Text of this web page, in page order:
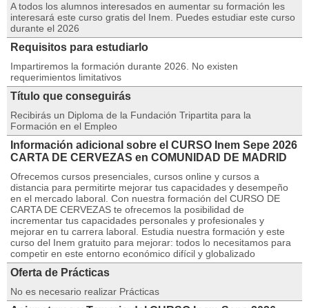
A todos los alumnos interesados en aumentar su formación les
interesará este curso gratis del Inem. Puedes estudiar este curso
durante el 2026
Requisitos para estudiarlo
Impartiremos la formación durante 2026. No existen
requerimientos limitativos
Título que conseguirás
Recibirás un Diploma de la Fundación Tripartita para la
Formación en el Empleo
Información adicional sobre el CURSO Inem Sepe 2026
CARTA DE CERVEZAS en COMUNIDAD DE MADRID
Ofrecemos cursos presenciales, cursos online y cursos a
distancia para permitirte mejorar tus capacidades y desempeño
en el mercado laboral. Con nuestra formación del CURSO DE
CARTA DE CERVEZAS te ofrecemos la posibilidad de
incrementar tus capacidades personales y profesionales y
mejorar en tu carrera laboral. Estudia nuestra formación y este
curso del Inem gratuito para mejorar: todos lo necesitamos para
competir en este entorno económico difícil y globalizado
Oferta de Prácticas
No es necesario realizar Prácticas